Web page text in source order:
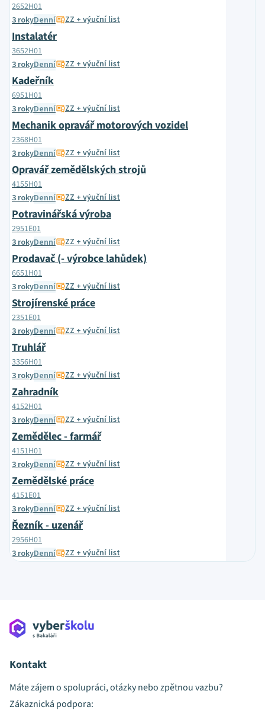
2652H01
3 rokyDenní ZZ + výuční list
Instalatér
3652H01
3 rokyDenní ZZ + výuční list
Kadeřník
6951H01
3 rokyDenní ZZ + výuční list
Mechanik opravář motorových vozidel
2368H01
3 rokyDenní ZZ + výuční list
Opravář zemědělských strojů
4155H01
3 rokyDenní ZZ + výuční list
Potravinářská výroba
2951E01
3 rokyDenní ZZ + výuční list
Prodavač (- výrobce lahůdek)
6651H01
3 rokyDenní ZZ + výuční list
Strojírenské práce
2351E01
3 rokyDenní ZZ + výuční list
Truhlář
3356H01
3 rokyDenní ZZ + výuční list
Zahradník
4152H01
3 rokyDenní ZZ + výuční list
Zemědělec - farmář
4151H01
3 rokyDenní ZZ + výuční list
Zemědělské práce
4151E01
3 rokyDenní ZZ + výuční list
Řezník - uzenář
2956H01
3 rokyDenní ZZ + výuční list
Kontakt
Máte zájem o spolupráci, otázky nebo zpětnou vazbu?
Zákaznická podpora: